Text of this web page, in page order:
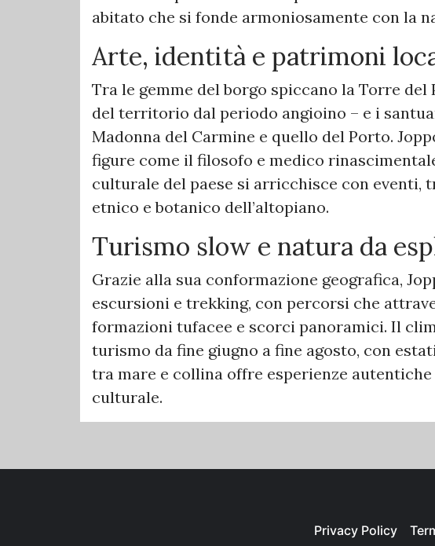
abitato che si fonde armoniosamente con la
Arte, identità e patrimoni
Tra le gemme del borgo spiccano la Torre
del territorio dal periodo angioino – e i
Madonna del Carmine e quello del Porto.
figure come il filosofo e medico
culturale del paese si arricchisce con
etnico e botanico dell’altopiano.
Turismo slow e natura da
Grazie alla sua conformazione geografica,
escursioni e trekking, con percorsi che
formazioni tufacee e scorci panoramici. Il
turismo da fine giugno a fine agosto, con
tra mare e collina offre esperienze
culturale.
Privacy Policy